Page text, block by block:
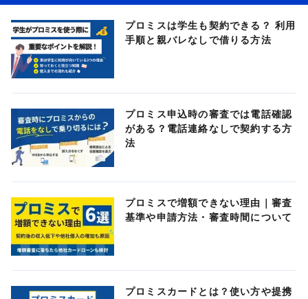
プロミスは学生も契約できる？ 利用
手順と親バレなしで借りる方法
プロミス申込時の審査では電話確認
がある？電話連絡なしで契約する方
法
プロミスで増額できない理由｜審査
基準や申請方法・審査時間について
プロミスカードとは？使い方や提携